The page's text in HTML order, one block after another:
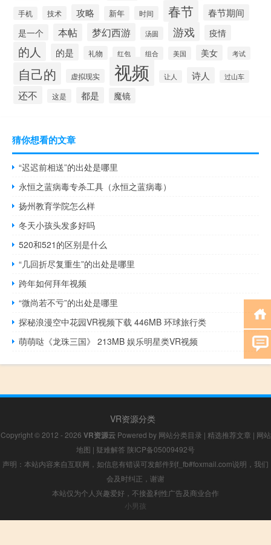
手机 技术 攻略 新年 时间 春节
春节期间
是一个
本帖 梦幻西游 汤圆 游戏 疫情
的人 的是 礼物 红包 组合 美国 美女 考试
自己的 虚拟现实 视频 让人 诗人 过山车
还不 这是 都是 魔镜
猜你想看的文章
“迟迟前相送”的出处是哪里
永恒之蓝病毒专杀工具（永恒之蓝病毒）
扬州教育学院怎么样
冬天小孩头发多好吗
520和521的区别是什么
“几回折尽复重生”的出处是哪里
跨年如何拜年视频
“微尚若不亏”的出处是哪里
探秘浪漫空中花园VR视频下载 446MB 环球旅行类
萌萌哒《龙珠三国》 213MB 娱乐明星类VR视频
VR资源分类
Copyright © 2012 - 2026 VR资源云Powered by 网站分类目录 | 精选推荐文章 | 网站
地图 | 疑难解答 陕ICP备05009492号
声明：本站内容来自互联网，如信息有错误可发邮件到f_fb#foxmail.com说明，我们
会及时纠正，谢谢
本站仅为个人兴趣爱好，不接盈利性广告及商业合作
小男孩